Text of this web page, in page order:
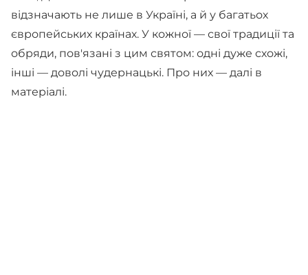
відзначають не лише в Україні, а й у багатьох
європейських країнах. У кожної — свої традиції та
обряди, пов'язані з цим святом: одні дуже схожі,
інші — доволі чудернацькі. Про них — далі в
матеріалі.